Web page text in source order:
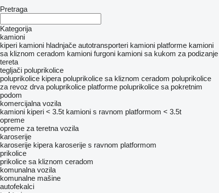
Pretraga
Kategorija
kamioni
kiperi kamioni hladnjače autotransporteri kamioni platforme kamioni
sa kliznom ceradom kamioni furgoni kamioni sa kukom za podizanje
tereta
tegljači poluprikolice
poluprikolice kipera poluprikolice sa kliznom ceradom poluprikolice
za revoz drva poluprikolice platforme poluprikolice sa pokretnim
podom
komercijalna vozila
kamioni kiperi < 3.5t kamioni s ravnom platformom < 3.5t
opreme
оpremе za teretna vozila
karoserije
karoserije kipera karoserije s ravnom platformom
prikolice
prikolice sa kliznom ceradom
komunalna vozila
komunalne mašine
autofekalci